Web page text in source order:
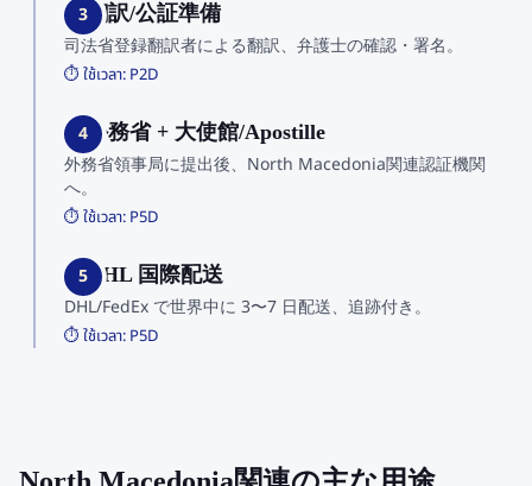
3
3. 翻訳/公証準備
司法省登録翻訳者による翻訳、弁護士の確認・署名。
⏱️ ใช้เวลา: P2D
4
4. 外務省 + 大使館/Apostille
外務省領事局に提出後、North Macedonia関連認証機関
へ。
⏱️ ใช้เวลา: P5D
5
5. DHL 国際配送
DHL/FedEx で世界中に 3〜7 日配送、追跡付き。
⏱️ ใช้เวลา: P5D